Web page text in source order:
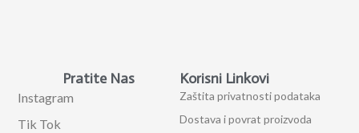
Korisni Linkovi
Zaštita privatnosti podataka
Dostava i povrat proizvoda
Pratite Nas
Instagram
Tik Tok